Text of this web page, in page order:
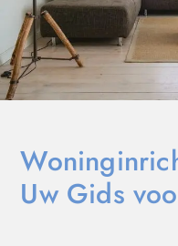
Uw Gids